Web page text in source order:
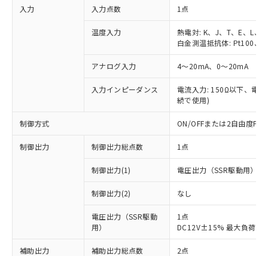
入力 入力点数 1点
温度入力
熱電対: K、J、T、E、L、
白金測温抵抗体: Pt100、
アナログ入力 4～20mA、0～20mA
入力インピーダンス
電流入力: 150Ω以下、電
続で使用)
制御方式 ON/OFFまたは2自由度
制御出力 制御出力総点数 1点
制御出力(1) 電圧出力（SSR駆動用）
制御出力(2) なし
電圧出力（SSR駆動
用）
1点
DC12V±15% 最大負荷電
補助出力 補助出力総点数 2点